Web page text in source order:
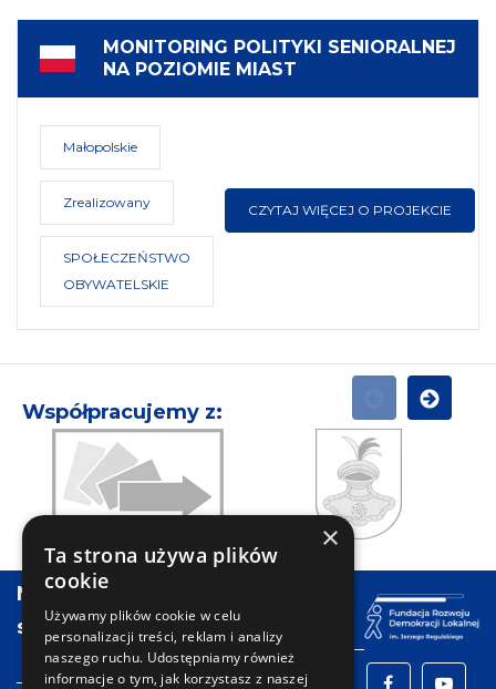
MONITORING POLITYKI SENIORALNEJ
NA POZIOMIE MIAST
Małopolskie
Zrealizowany
SPOŁECZEŃSTWO
OBYWATELSKIE
CZYTAJ WIĘCEJ O PROJEKCIE
Współpracujemy z: POPRZEDNI
Urząd
Pracy
Powiatu
Krakowskiego
Mikołów
Na
skróty
Facebook
×
Ta strona używa plików
cookie
Używamy plików cookie w celu
personalizacji treści, reklam i analizy
naszego ruchu. Udostępniamy również
informacje o tym, jak korzystasz z naszej